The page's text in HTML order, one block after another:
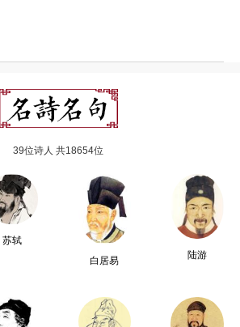
39位诗人 共18654位
苏轼
白居易
陆游